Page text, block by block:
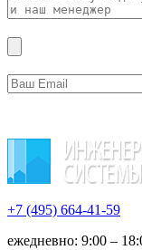
+7 (495) 664-41-59
ежедневно: 9:00 –